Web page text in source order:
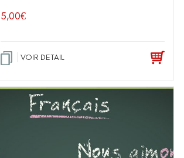
5,00€
VOIR DETAIL